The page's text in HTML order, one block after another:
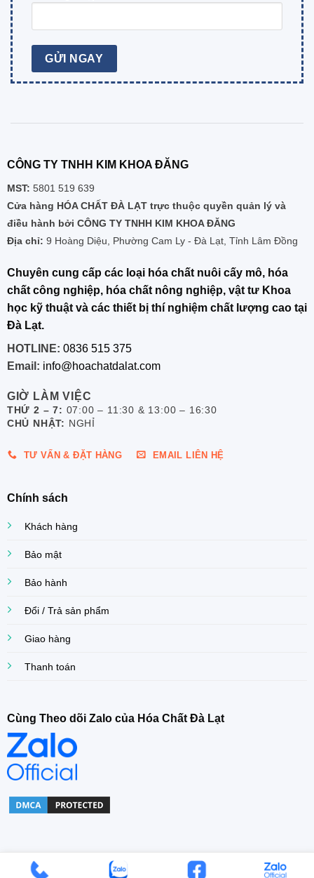
CÔNG TY TNHH KIM KHOA ĐĂNG
MST: 5801 519 639
Cửa hàng HÓA CHẤT ĐÀ LẠT trực thuộc quyền quản lý và
điều hành bởi CÔNG TY TNHH KIM KHOA ĐĂNG
Địa chỉ: 9 Hoàng Diệu, Phường Cam Ly - Đà Lạt, Tỉnh Lâm Đồng
Chuyên cung cấp các loại hóa chất nuôi cấy mô, hóa
chất công nghiệp, hóa chất nông nghiệp, vật tư Khoa
học kỹ thuật và các thiết bị thí nghiệm chất lượng cao tại
Đà Lạt.
HOTLINE: 0836 515 375
Email: info@hoachatdalat.com
GIỜ LÀM VIỆC
THỨ 2 – 7: 07:00 – 11:30 & 13:00 – 16:30
CHỦ NHẬT: NGHỈ
TƯ VẤN & ĐẶT HÀNG EMAIL LIÊN HỆ
Chính sách
Khách hàng
Bảo mật
Bảo hành
Đổi / Trả sản phẩm
Giao hàng
Thanh toán
Cùng Theo dõi Zalo của Hóa Chất Đà Lạt